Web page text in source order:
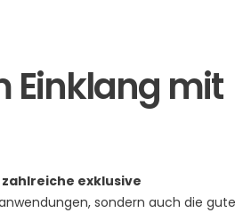
Einklang mit
zahlreiche exklusive
sondern auch die gute